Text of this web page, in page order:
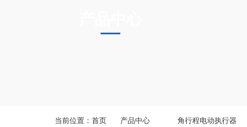
当前位置： 首页 产品中心 角行程电动执行器